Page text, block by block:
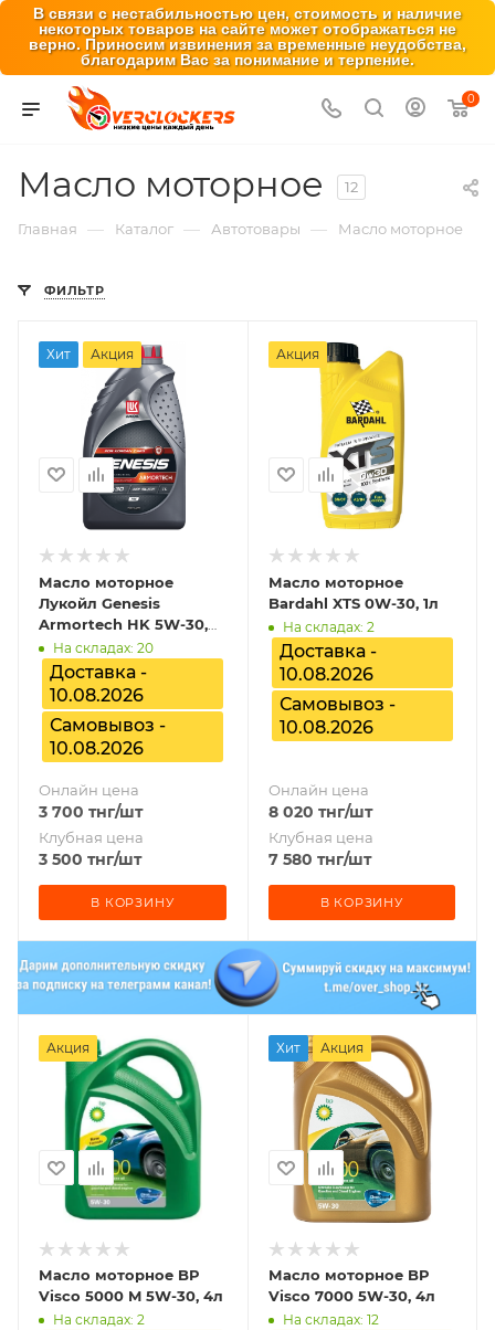
В связи с нестабильностью цен, стоимость и наличие
некоторых товаров на сайте может отображаться не
верно. Приносим извинения за временные неудобства,
благодарим Вас за понимание и терпение.
0
Масло моторное 12
Главная — Каталог — Автотовары — Масло моторное
ФИЛЬТР
Хит Акция
Масло моторное
Лукойл Genesis
Armortech HK 5W-30,
1л На складах: 20
Доставка -
10.08.2026
Самовывоз -
10.08.2026
Онлайн цена
3 700 тнг/шт
Клубная цена
3 500 тнг/шт
В КОРЗИНУ
Акция
Масло моторное
Bardahl XTS 0W-30, 1л
На складах: 2
Доставка -
10.08.2026
Самовывоз -
10.08.2026
Онлайн цена
8 020 тнг/шт
Клубная цена
7 580 тнг/шт
В КОРЗИНУ
Акция
Масло моторное BP
Visco 5000 M 5W-30, 4л
На складах: 2
Хит Акция
Масло моторное BP
Visco 7000 5W-30, 4л
На складах: 12